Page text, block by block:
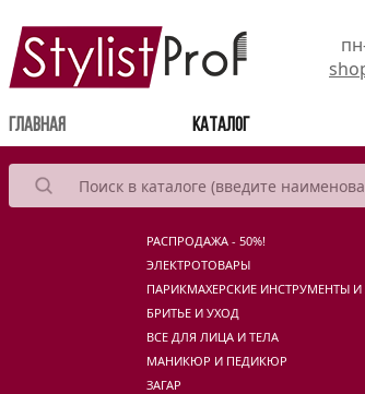
Главная Каталог
РАСПРОДАЖА - 50%!
ЭЛЕКТРОТОВАРЫ
ПАРИКМАХЕРСКИЕ ИНСТРУМЕНТЫ И
БРИТЬЕ И УХОД
ВСЕ ДЛЯ ЛИЦА И ТЕЛА
МАНИКЮР И ПЕДИКЮР
ЗАГАР